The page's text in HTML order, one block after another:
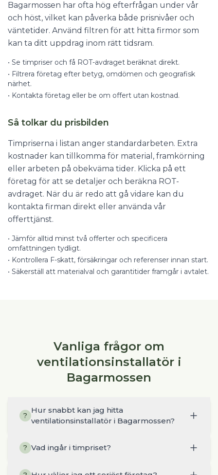
Bagarmossen har ofta hög efterfrågan under vår
och höst, vilket kan påverka både prisnivåer och
väntetider. Använd filtren för att hitta firmor som
kan ta ditt uppdrag inom rätt tidsram.
• Se timpriser och få ROT-avdraget beräknat direkt.
• Filtrera företag efter betyg, omdömen och geografisk
närhet.
• Kontakta företag eller be om offert utan kostnad.
Så tolkar du prisbilden
Timpriserna i listan anger standardarbeten. Extra
kostnader kan tillkomma för material, framkörning
eller arbeten på obekväma tider. Klicka på ett
företag för att se detaljer och beräkna ROT-
avdraget. När du är redo att gå vidare kan du
kontakta firman direkt eller använda vår
offerttjänst.
• Jämför alltid minst två offerter och specificera
omfattningen tydligt.
• Kontrollera F-skatt, försäkringar och referenser innan start.
• Säkerställ att materialval och garantitider framgår i avtalet.
Vanliga frågor om
ventilationsinstallatör i
Bagarmossen
?
Hur snabbt kan jag hitta
ventilationsinstallatör i Bagarmossen?
? Vad ingår i timpriset?